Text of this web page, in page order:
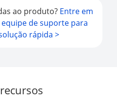
ao produto? Entre em
de suporte para
rápida >